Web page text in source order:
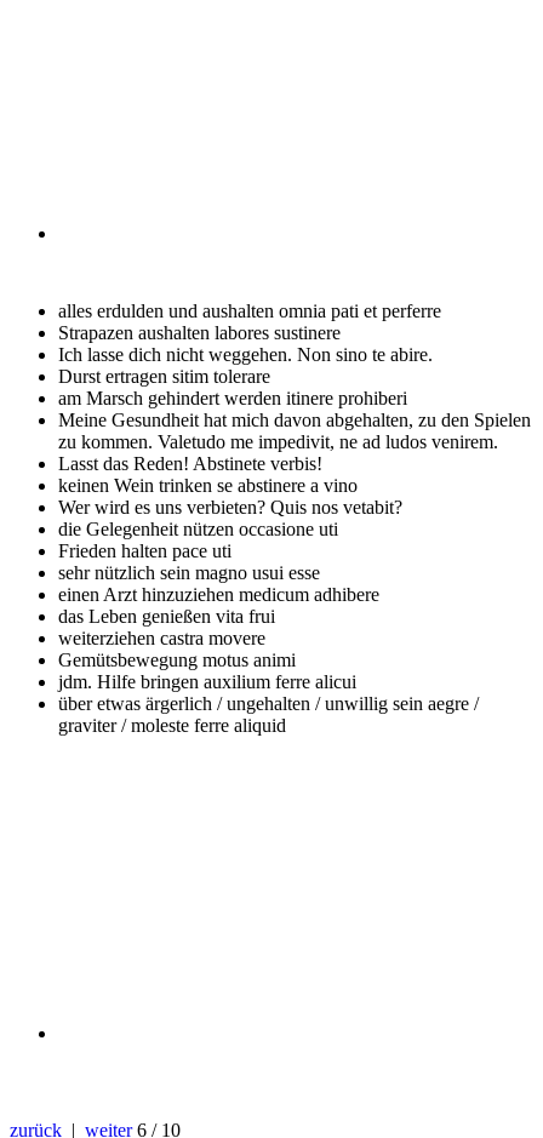
alles erdulden und aushalten omnia pati et perferre
Strapazen aushalten labores sustinere
Ich lasse dich nicht weggehen. Non sino te abire.
Durst ertragen sitim tolerare
am Marsch gehindert werden itinere prohiberi
Meine Gesundheit hat mich davon abgehalten, zu den Spielen
zu kommen. Valetudo me impedivit, ne ad ludos venirem.
Lasst das Reden! Abstinete verbis!
keinen Wein trinken se abstinere a vino
Wer wird es uns verbieten? Quis nos vetabit?
die Gelegenheit nützen occasione uti
Frieden halten pace uti
sehr nützlich sein magno usui esse
einen Arzt hinzuziehen medicum adhibere
das Leben genießen vita frui
weiterziehen castra movere
Gemütsbewegung motus animi
jdm. Hilfe bringen auxilium ferre alicui
über etwas ärgerlich / ungehalten / unwillig sein aegre /
graviter / moleste ferre aliquid
zurück | weiter 6 / 10